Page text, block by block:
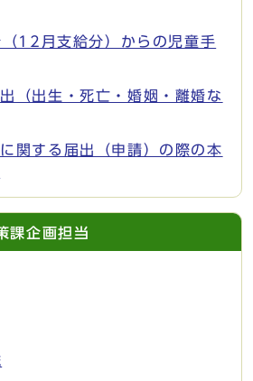
12月支給分）からの児童手
（出生・死亡・婚姻・離婚な
関する届出（申請）の際の本
課企画担当